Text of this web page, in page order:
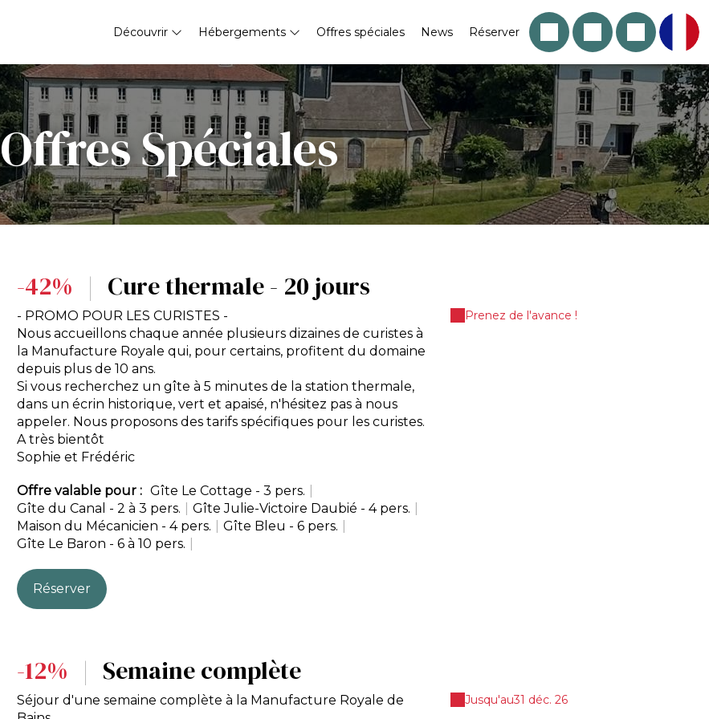
Découvrir Hébergements Offres spéciales News Réserver
Offres Spéciales
-42% | Cure thermale - 20 jours
- PROMO POUR LES CURISTES -
Nous accueillons chaque année plusieurs dizaines de curistes à
la Manufacture Royale qui, pour certains, profitent du domaine
depuis plus de 10 ans.
Si vous recherchez un gîte à 5 minutes de la station thermale,
dans un écrin historique, vert et apaisé, n'hésitez pas à nous
appeler. Nous proposons des tarifs spécifiques pour les curistes.
A très bientôt
Sophie et Frédéric
Offre valable pour : Gîte Le Cottage - 3 pers.
Gîte du Canal - 2 à 3 pers.
Gîte Julie-Victoire Daubié - 4 pers.
Maison du Mécanicien - 4 pers.
Gîte Bleu - 6 pers.
Gîte Le Baron - 6 à 10 pers.
Réserver
Prenez de l'avance !
-12% | Semaine complète
Séjour d'une semaine complète à la Manufacture Royale de
Jusqu'au31 déc. 26